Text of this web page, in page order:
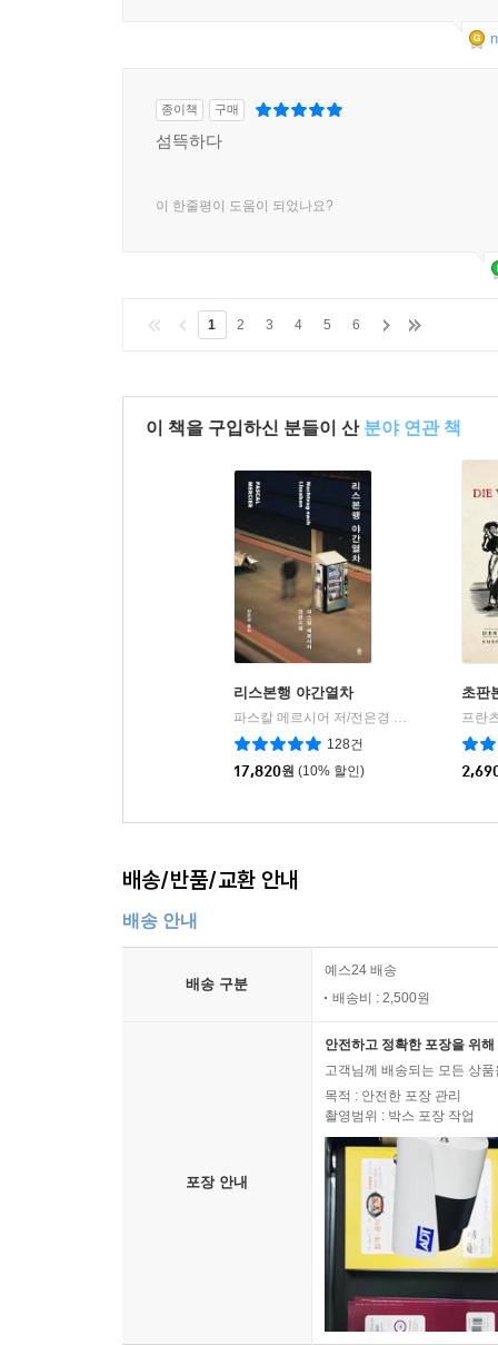
종이책 구매
섬뜩하다
이 한줄평이 도움이 되었나요?
1 2 3 4 5 6
이 책을 구입하신 분들이 산 분야 연관 책
리스본행 야간열차
파스칼 메르시어 저/전은경 역
128건
17,820원 (10% 할인)
초판
프란
배송/반품/교환 안내
배송 안내
배송 구분
예스24 배송
배송비 : 2,500원
포장 안내
안전하고 정확한 포장을 위
고객님께 배송되는 모든 상
목적 : 안전한 포장 관리
촬영범위 : 박스 포장 작업